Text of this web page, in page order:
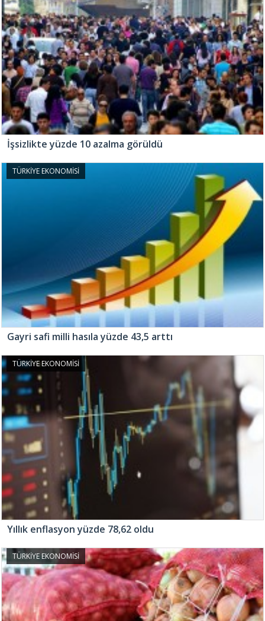
İşsizlikte yüzde 10 azalma görüldü
TÜRKİYE EKONOMİSİ
Gayri safi milli hasıla yüzde 43,5 arttı
TÜRKİYE EKONOMİSİ
Yıllık enflasyon yüzde 78,62 oldu
TÜRKİYE EKONOMİSİ